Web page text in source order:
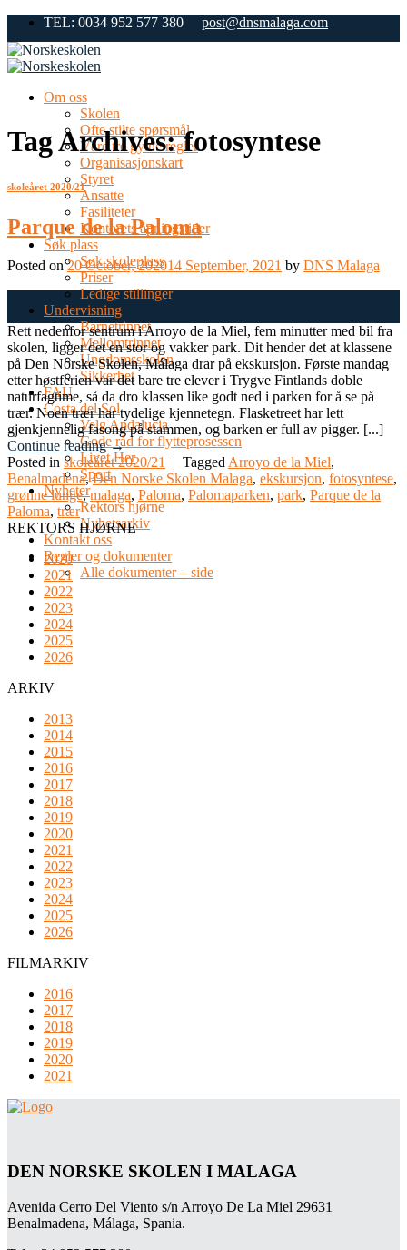
Skip
content
TEL: 0034 952 577 380 post@dnsmalaga.com
Om oss
Skolen
Ofte stilte spørsmål
Våre tre gylne regler
Organisasjonskart
Styret
Ansatte
Fasiliteter
Kontorets åpningstider
Søk plass
Søk skoleplass
Priser
Ledige stillinger
Undervisning
Barnetrinnet
Mellomtrinnet
Ungdomsskolen
Sikkerhet
FAU
Costa del Sol
Velg Andalucia
Gode råd for flytteprosessen
Livet Her
Sport
Nyheter
Rektors hjørne
Nyhetsarkiv
Kontakt oss
Regler og dokumenter
Alle dokumenter – side
Tag Archives:fotosyntese
skoleåret 2020/21
Parque de la Paloma
Posted on20 October, 202014 September, 2021 by DNS Malaga
Rett nedenfor sentrum i Arroyo de la Miel, fem minutter med bil fra
skolen, ligger det en stor og vakker park. Dit hender det at klassene
på Den Norske Skolen, Málaga drar på ekskursjon. Første mandag
etter høstferien var det bare tre elever i Trygve Fintlands doble
naturfagtime, så da dro klassen like godt ned i parken for å se på
trær. Noen trær har tydelige kjennetegn. Flasketreet har lett
gjenkjennelig fasong på stammen, og barken er full av pigger. [...]
Continue reading→
Posted in skoleåret 2020/21 | Tagged Arroyo de la Miel,
Benalmadena,Den Norske Skolen Malaga, ekskursjon, fotosyntese,
grønne lunge,malaga, Paloma, Palomaparken, park, Parque de la
Paloma, trær
REKTORS HJØRNE
2020
2021
2022
2023
2024
2025
2026
ARKIV
2013
2014
2015
2016
2017
2018
2019
2020
2021
2022
2023
2024
2025
2026
FILMARKIV
2016
2017
2018
2019
2020
2021
DEN NORSKE SKOLEN I MALAGA
Avenida Cerro Del Viento s/n Arroyo De La Miel 29631
Benalmadena, Málaga, Spania.